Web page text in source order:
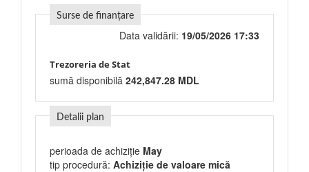
Surse de finanțare
Data validării: 19/05/2026 17:33
Trezoreria de Stat
sumă disponibilă 242,847.28 MDL
Detalii plan
perioada de achiziție May
tip procedură: Achiziție de valoare mică